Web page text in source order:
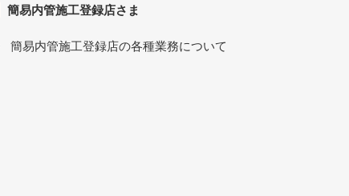
簡易内管施工登録店さま
簡易内管施工登録店の各種業務について